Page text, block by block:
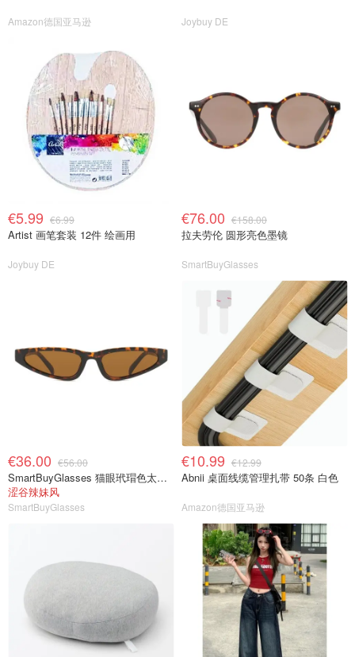
Amazon德国亚马逊 Joybuy DE
€5.99 €6.99
Artist 画笔套装 12件 绘画用
Joybuy DE
€76.00 €158.00
拉夫劳伦 圆形亮色墨镜
SmartBuyGlasses
€36.00 €56.00
SmartBuyGlasses 猫眼玳瑁色太阳镜
涩谷辣妹风
SmartBuyGlasses
€10.99 €12.99
Abnii 桌面线缆管理扎带 50条 白色
Amazon德国亚马逊